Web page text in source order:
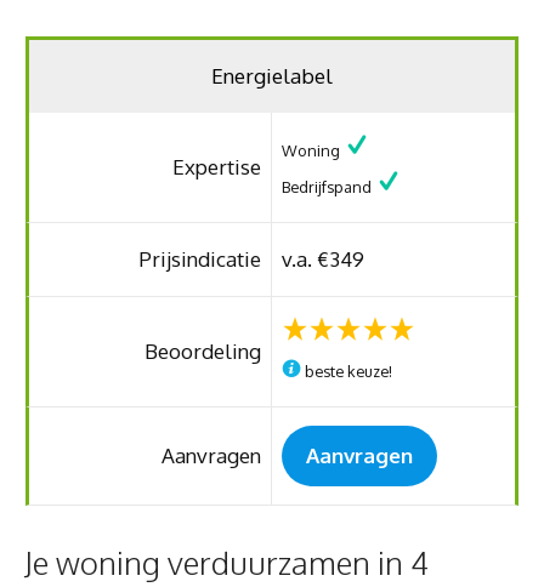
Energielabel
Expertise
Woning
Bedrijfspand
Prijsindicatie v.a. €349
Beoordeling
beste keuze!
Aanvragen Aanvragen
Je woning verduurzamen in 4